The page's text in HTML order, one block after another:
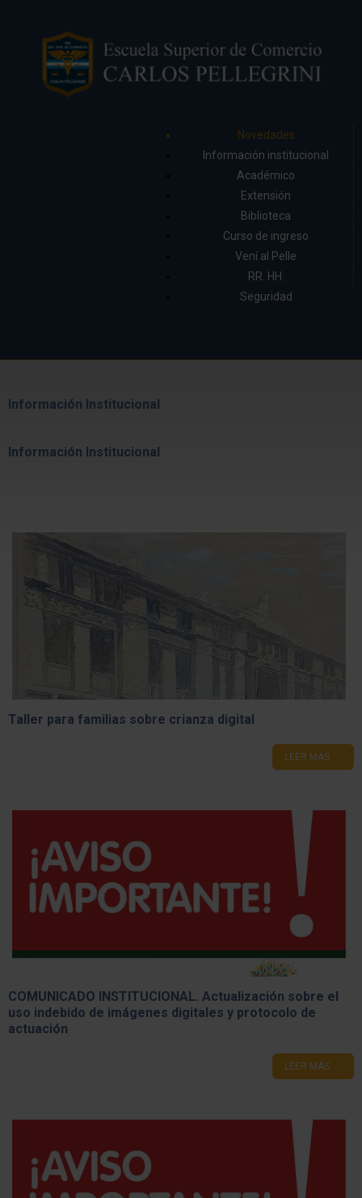
Novedades
Información institucional
Académico
Extensión
Biblioteca
Curso de ingreso
Vení al Pelle
RR. HH.
Seguridad
Información Institucional
Información Institucional
Taller para familias sobre crianza digital
LEER MÁS
COMUNICADO INSTITUCIONAL. Actualización sobre el
uso indebido de imágenes digitales y protocolo de
actuación
LEER MÁS